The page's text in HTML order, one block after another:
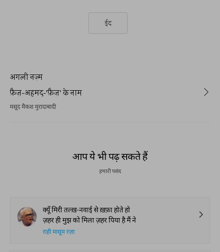
ईद
अगली नज़्म
फ़ैज़-अहमद-'फ़ैज़' के नाम
मसूद मैकश मुरादाबादी
आप ये भी पढ़ सकते हैं
हमारी पसंद
क्यूँ मिरी तल्ख़-नवाई से ख़फ़ा होते हो
ज़हर ही मुझ को मिला ज़हर पिया है मैं ने
राही मासूम रज़ा